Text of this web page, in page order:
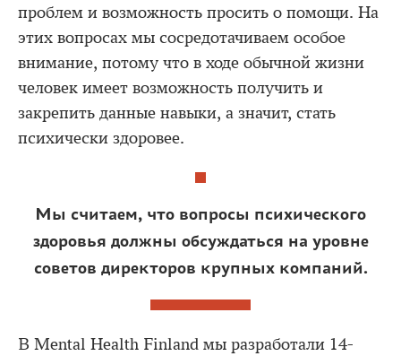
проблем и возможность просить о помощи. На
этих вопросах мы сосредотачиваем особое
внимание, потому что в ходе обычной жизни
человек имеет возможность получить и
закрепить данные навыки, а значит, стать
психически здоровее.
Мы считаем, что вопросы психического
здоровья должны обсуждаться на уровне
советов директоров крупных компаний.
В Mental Health Finland мы разработали 14-